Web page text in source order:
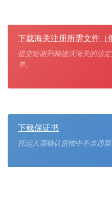
下载海关注册所需文件（
提交给谢列梅捷沃海关的法
单。
下载保证书
托运人需确认货物中不含违